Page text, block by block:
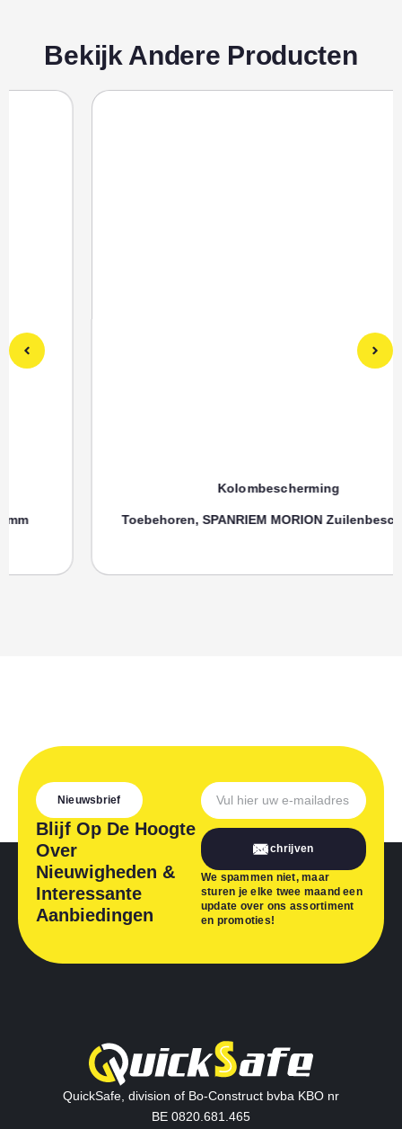
Bekijk Andere Producten
Kolombescherming
Toebehoren, SPANRIEM MORION Zuilenbeschermer
Nieuwsbrief
Blijf Op De Hoogte
Over
Nieuwigheden &
Interessante
Aanbiedingen
Inschrijven
We spammen niet, maar
sturen je elke twee maand een
update over ons assortiment
en promoties!
QuickSafe, division of Bo-Construct bvba KBO nr
BE 0820.681.465